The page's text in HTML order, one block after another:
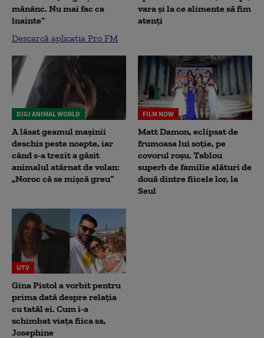
mănânc. Nu mai fac ca
înainte”
Descarcă aplicația Pro FM
vara și la ce alimente să fim
atenți
DIGI ANIMAL WORLD
A lăsat geamul mașinii
deschis peste noapte, iar
când s-a trezit a găsit
animalul atârnat de volan:
„Noroc că se mișcă greu”
FILM NOW
Matt Damon, eclipsat de
frumoasa lui soție, pe
covorul roșu. Tablou
superb de familie alături de
două dintre fiicele lor, la
Seul
UTV
Gina Pistol a vorbit pentru
prima dată despre relația
cu tatăl ei. Cum i-a
schimbat viața fiica sa,
Josephine